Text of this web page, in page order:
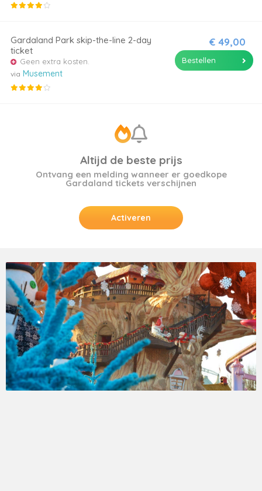
Gardaland Park skip-the-line 2-day
ticket
Geen extra kosten.
via Musement
€ 49,00
Bestellen
Altijd de beste prijs
Ontvang een melding wanneer er goedkope
Gardaland tickets verschijnen
Activeren